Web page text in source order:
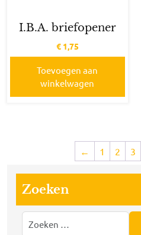
I.B.A. briefopener
€1,75
Toevoegen aan
winkelwagen
← 1 2 3
Zoeken